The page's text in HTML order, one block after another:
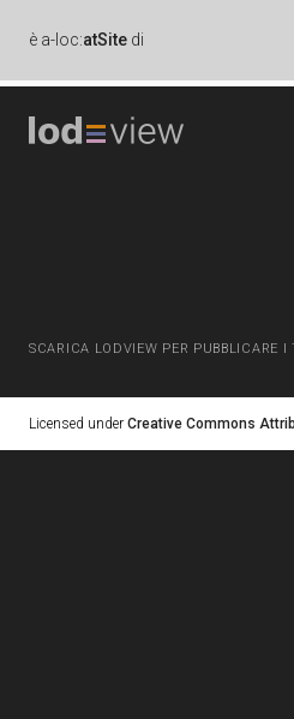
è a-loc:atSite di
SCARICA LODVIEW PER PUBBLICARE I
Licensed under Creative Commons